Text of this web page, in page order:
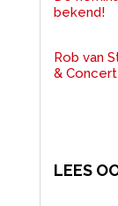
bekend!
Rob van
&
LEES